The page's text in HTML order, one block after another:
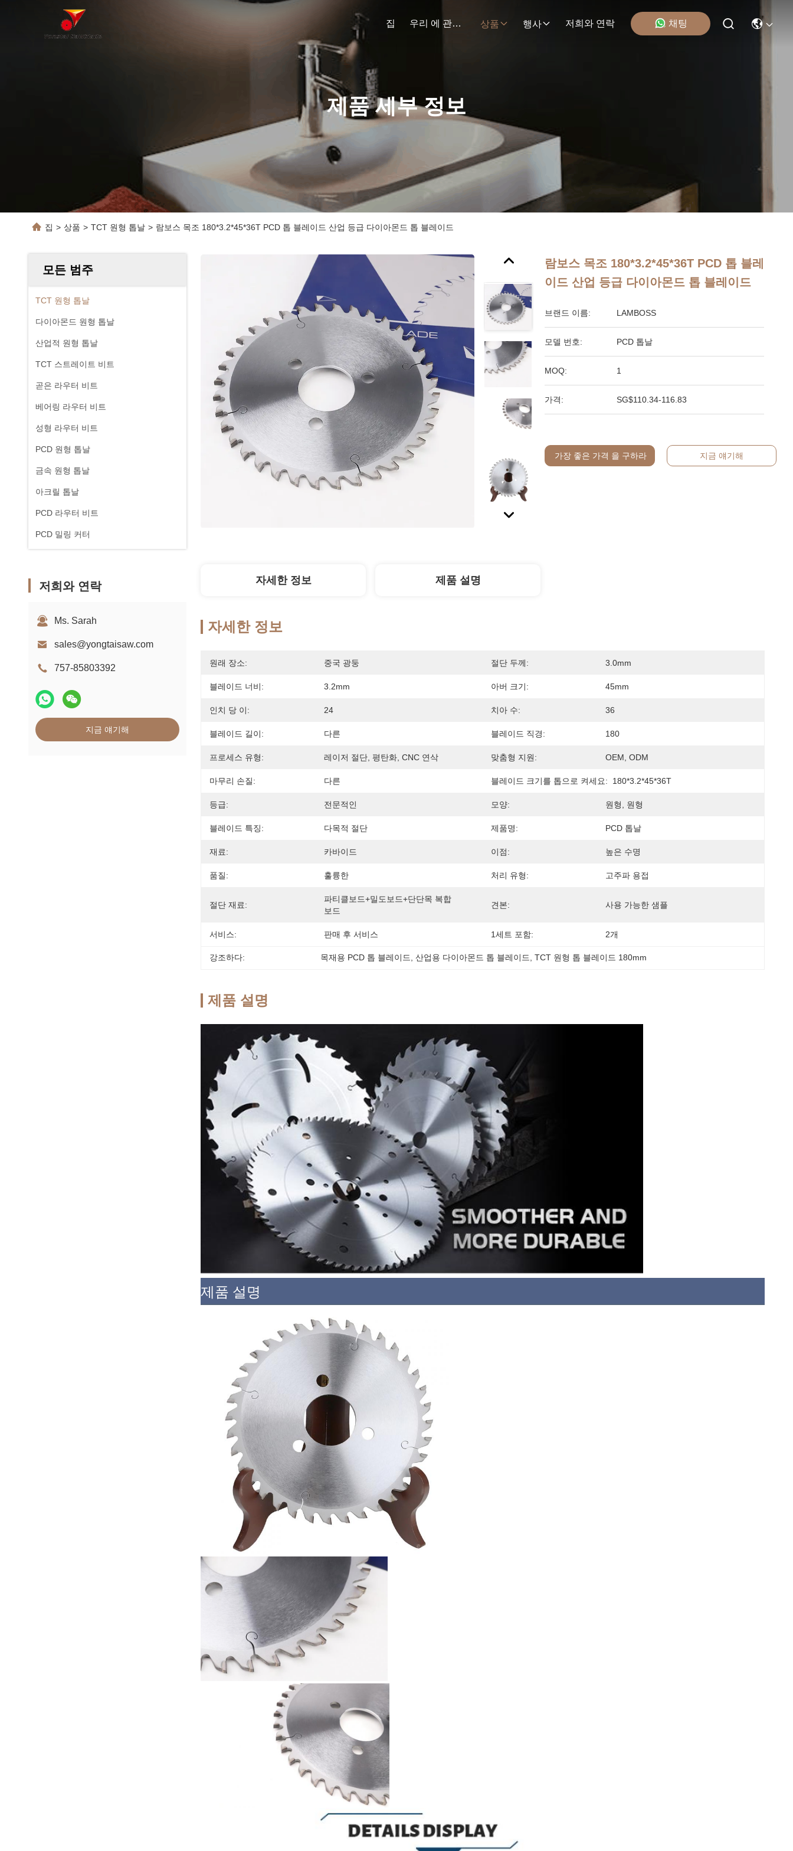
집 우리 에 관한 것 상품 행사 저희와 연락 채팅
제품 세부 정보
집 > 상품 > TCT 원형 톱날 > 람보스 목조 180*3.2*45*36T PCD 톱 블레이드 산업 등급 다이아몬드 톱 블레이드
모든 범주
TCT 원형 톱날
다이아몬드 원형 톱날
산업적 원형 톱날
TCT 스트레이트 비트
곧은 라우터 비트
베어링 라우터 비트
성형 라우터 비트
PCD 원형 톱날
금속 원형 톱날
아크릴 톱날
PCD 라우터 비트
PCD 밀링 커터
저희와 연락
Ms. Sarah
sales@yongtaisaw.com
757-85803392
지금 얘기해
람보스 목조 180*3.2*45*36T PCD 톱 블레
이드 산업 등급 다이아몬드 톱 블레이드
브랜드 이름: LAMBOSS
모델 번호: PCD 톱날
MOQ: 1
가격: SG$110.34-116.83
가장 좋은 가격 을 구하라 지금 얘기해
자세한 정보 제품 설명
자세한 정보
원래 장소: 중국 광둥 절단 두께: 3.0mm
블레이드 너비: 3.2mm 아버 크기: 45mm
인치 당 이: 24 치아 수: 36
블레이드 길이: 다른 블레이드 직경: 180
프로세스 유형: 레이저 절단, 평탄화, CNC 연삭 맞춤형 지원: OEM, ODM
마무리 손질: 다른 블레이드 크기를 톱으로 켜세요: 180*3.2*45*36T
등급: 전문적인 모양: 원형, 원형
블레이드 특징: 다목적 절단 제품명: PCD 톱날
재료: 카바이드 이점: 높은 수명
품질: 훌륭한 처리 유형: 고주파 용접
절단 재료:
파티클보드+밀도보드+단단목 복합
보드
견본: 사용 가능한 샘플
서비스: 판매 후 서비스 1세트 포함: 2개
강조하다: 목재용 PCD 톱 블레이드 , 산업용 다이아몬드 톱 블레이드 , TCT 원형 톱 블레이드 180mm
제품 설명
제품 설명